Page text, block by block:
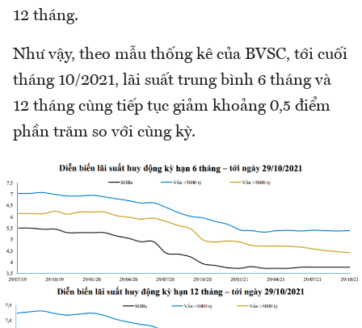
12 tháng.
Như vậy, theo mẫu thống kê của BVSC, tới cuối
tháng 10/2021, lãi suất trung bình 6 tháng và
12 tháng cùng tiếp tục giảm khoảng 0,5 điểm
phần trăm so với cùng kỳ.